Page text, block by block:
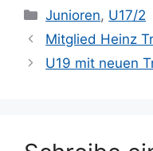
Kategorien
Junioren, U17/2
Mitglied Heinz
U19 mit neuen